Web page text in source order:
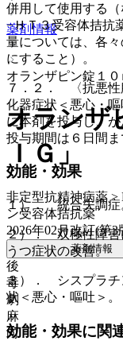
併用して使用する
−ＨＴ３受容体拮抗
量については、各
にすること）。
７．２． 〈抗悪性
化器症状＜悪心・
に本剤を投与し、
投与期間は６日間ま
効能・効果
１）． 統合失調症
２）． 双極性障害
うつ症状の改善。
３）． シスプラチ
状＜悪心・嘔吐＞。
効能・効果に関
薬剤情報
オランザピン錠１０
オランザ
ＩＧ」
非定型抗精神病薬 >
ン受容体拮抗薬
2026年02月改訂(第3
薬剤情報
後
毒
劇
麻
向